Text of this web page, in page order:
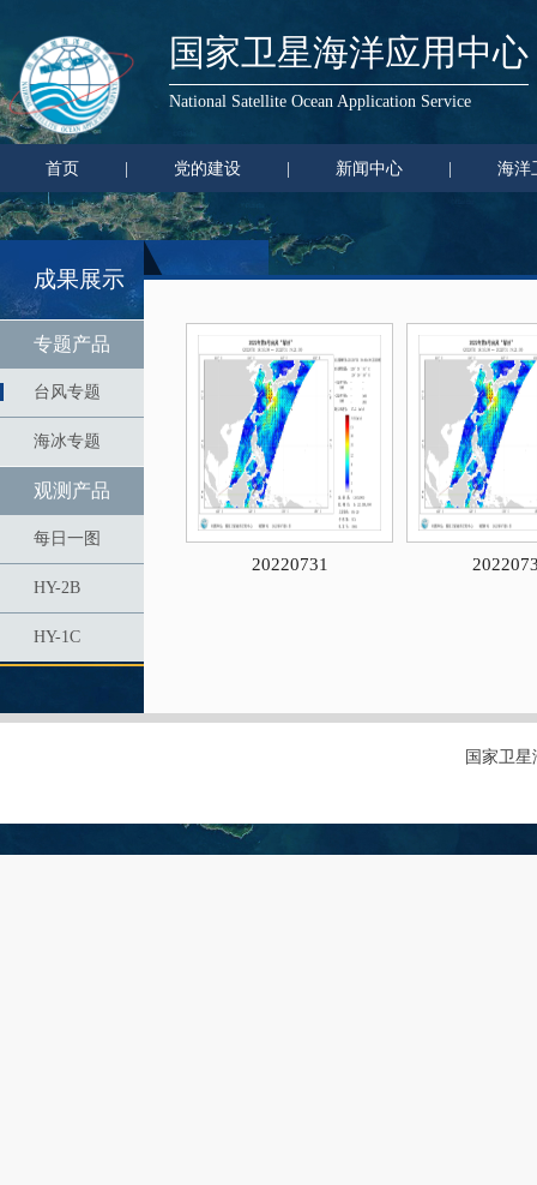
国家卫星海洋应用中心
National Satellite Ocean Application Service
首页 党的建设 新闻中心 海洋
成果展示
专题产品
台风专题
海冰专题
观测产品
每日一图
HY-2B
HY-1C
20220731
国家卫